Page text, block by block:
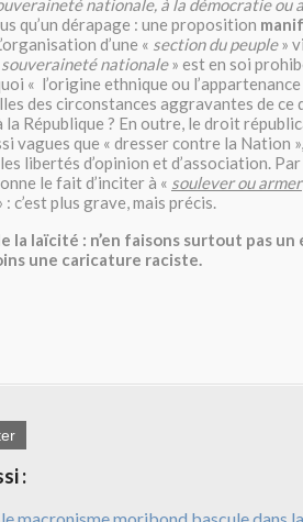
nationale, à la démocratie ou
qu’un dérapage : une proposition
d’une « section du peuple»
nationale» est en soi
« l’origine ethnique ou
des circonstances aggravantes de ce
République ? En outre, le droit
vagues que « dresser contre la Nation
libertés d’opinion et d’association. Par
le fait d’inciter à « soulever ou armer
: c’est plus grave, mais précis.
la laïcité : n’en faisons surtout pas
une caricature raciste.
: